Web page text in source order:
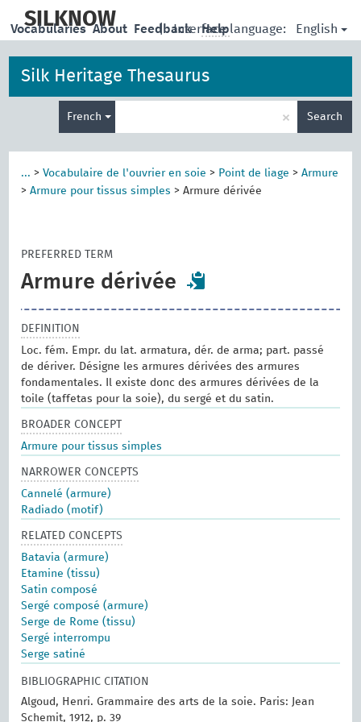
main
SILKNOW | Interface language: English
Vocabularies About Feedback Help
Silk Heritage Thesaurus
French × Search
... >Vocabulaire de l'ouvrier en soie > Point de liage >Armure
>Armure pour tissus simples >Armure dérivée
PREFERRED TERM
Armure dérivée
DEFINITION
Loc. fém. Empr. du lat. armatura, dér. de arma; part. passé
de dériver. Désigne les armures dérivées des armures
fondamentales. Il existe donc des armures dérivées de la
toile (taffetas pour la soie), du sergé et du satin.
BROADER CONCEPT
Armure pour tissus simples
NARROWER CONCEPTS
Cannelé (armure)
Radiado (motif)
RELATED CONCEPTS
Batavia (armure)
Etamine (tissu)
Satin composé
Sergé composé (armure)
Serge de Rome (tissu)
Sergé interrompu
Serge satiné
BIBLIOGRAPHIC CITATION
Algoud, Henri. Grammaire des arts de la soie. Paris: Jean
Schemit, 1912, p. 39